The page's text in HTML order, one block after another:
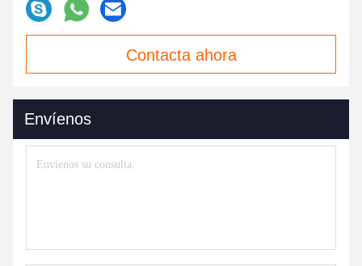
Contacta ahora
Envíenos